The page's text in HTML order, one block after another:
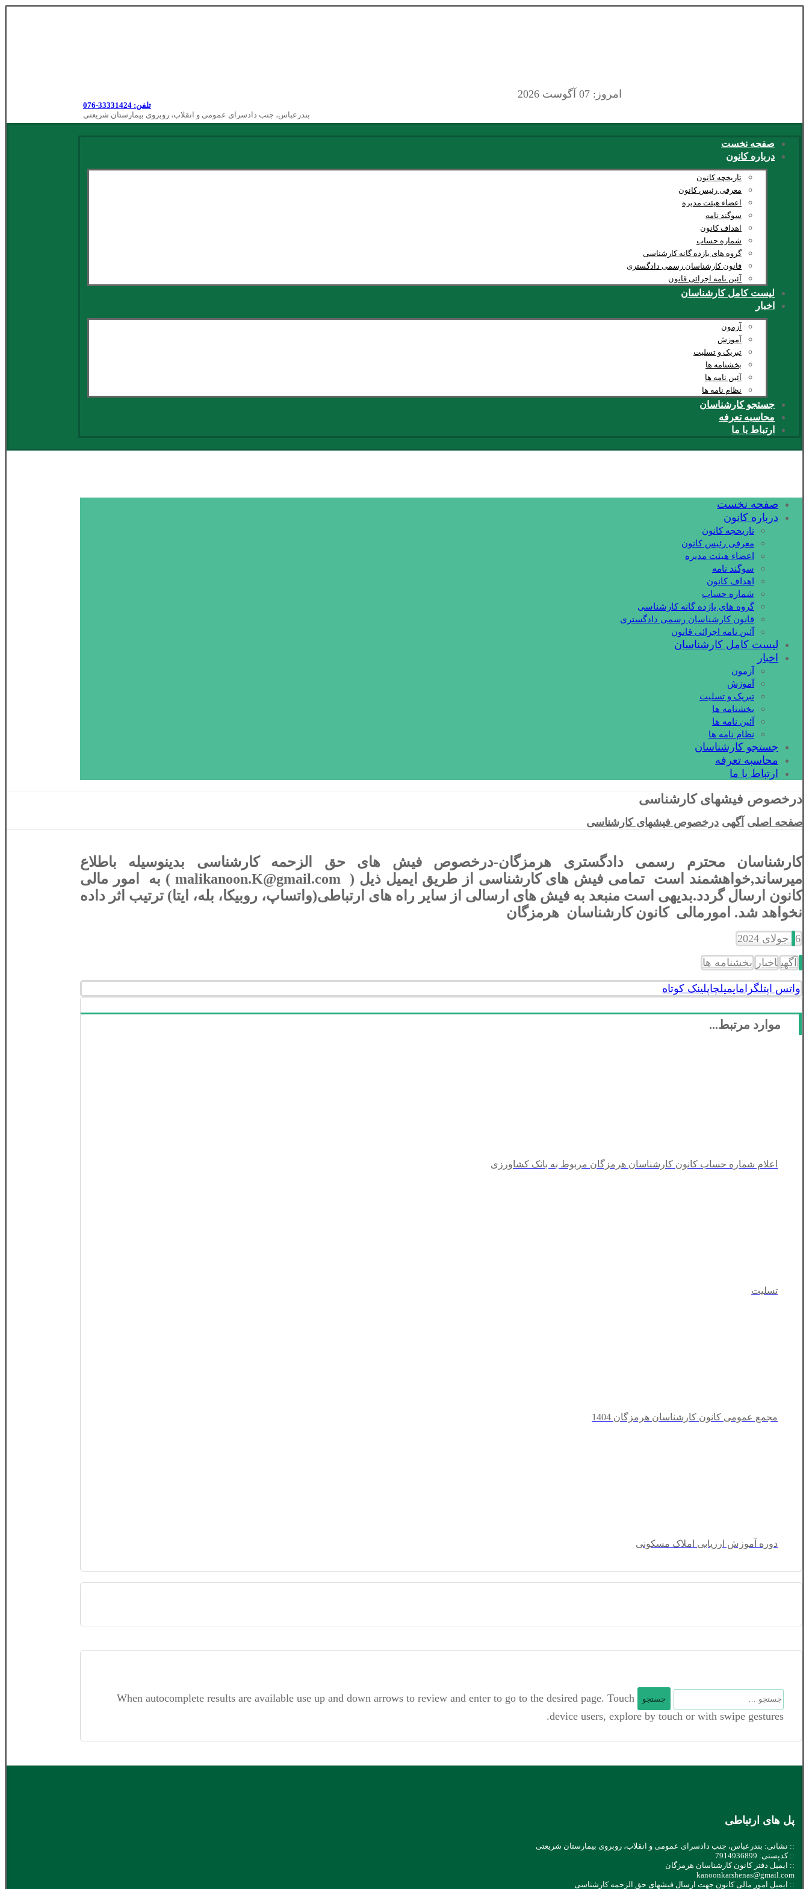
امروز: 07 آگوست 2026
تلفن: 33331424-076
بندرعباس، جنب دادسرای عمومی و انقلاب، روبروی بیمارستان شریعتی
صفحه نخست
درباره کانون
تاریخچه کانون
معرفی رئیس کانون
اعضاء هیئت مدیره
سوگند نامه
اهداف کانون
شماره حساب
گروه های یازده گانه کارشناسی
قانون کارشناسان رسمی دادگستری
آئین نامه اجرائی قانون
لیست کامل کارشناسان
اخبار
آزمون
آموزش
تبریک و تسلیت
بخشنامه ها
آئین نامه ها
نظام نامه ها
جستجو کارشناسان
محاسبه تعرفه
ارتباط با ما
صفحه نخست
درباره کانون
تاریخچه کانون
معرفی رئیس کانون
اعضاء هیئت مدیره
سوگند نامه
اهداف کانون
شماره حساب
گروه های یازده گانه کارشناسی
قانون کارشناسان رسمی دادگستری
آئین نامه اجرائی قانون
لیست کامل کارشناسان
اخبار
آزمون
آموزش
تبریک و تسلیت
بخشنامه ها
آئین نامه ها
نظام نامه ها
جستجو کارشناسان
محاسبه تعرفه
ارتباط با ما
درخصوص فیشهای کارشناسی
صفحه اصلی آگهی درخصوص فیشهای کارشناسی
کارشناسان محترم رسمی دادگستری هرمزگان-درخصوص فیش های حق الزحمه کارشناسی بدینوسیله باطلاع
میرساند,خواهشمند است تمامی فیش های کارشناسی از طریق ایمیل ذیل ( malikanoon.K@gmail.com ) به امور مالی
کانون ارسال گردد.بدیهی است منبعد به فیش های ارسالی از سایر راه های ارتباطی(واتساپ، روبیکا، بله، ایتا) ترتیب اثر داده
نخواهد شد. امورمالی کانون کارشناسان هرمزگان
6 جولای 2024
آگهی اخبار بخشنامه ها
واتس اپتلگرامایمیلچاپلینک کوتاه
موارد مرتبط...
اعلام شماره حساب کانون کارشناسان هرمزگان مربوط به بانک کشاورزی
تسلیت
مجمع عمومی کانون کارشناسان هرمزگان 1404
دوره آموزش ارزیابی املاک مسکونی
جستجو
برای:
When autocomplete results are available use up and down arrows to review and enter to go to the desired page. Touch
device users, explore by touch or with swipe gestures.
پل های ارتباطی
:: نشانی: بندرعباس، جنب دادسرای عمومی و انقلاب، روبروی بیمارستان شریعتی
:: کدپستی: 7914936899
:: ایمیل دفتر کانون کارشناسان هرمزگان
kanoonkarshenas@gmail.com
:: ایمیل امور مالی کانون جهت ارسال فیشهای حق الزحمه کارشناسی